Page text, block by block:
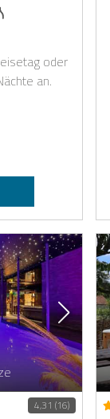
oder
an.
4,31 (16)